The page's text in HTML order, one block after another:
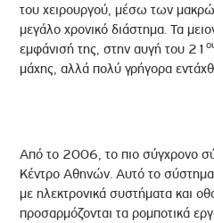
του χειρουργού, μέσω των
μεγάλο χρονικό διάστημα. Τα
εμφάνισή της, στην αυγή του 21
μάχης, αλλά πολύ γρήγορα
Από το 2006, το πιο σύγχρονο
Κέντρο Αθηνών. Αυτό το σύστημα
με ηλεκτρονικά συστήματα και
προσαρμόζονται τα ρομποτικά